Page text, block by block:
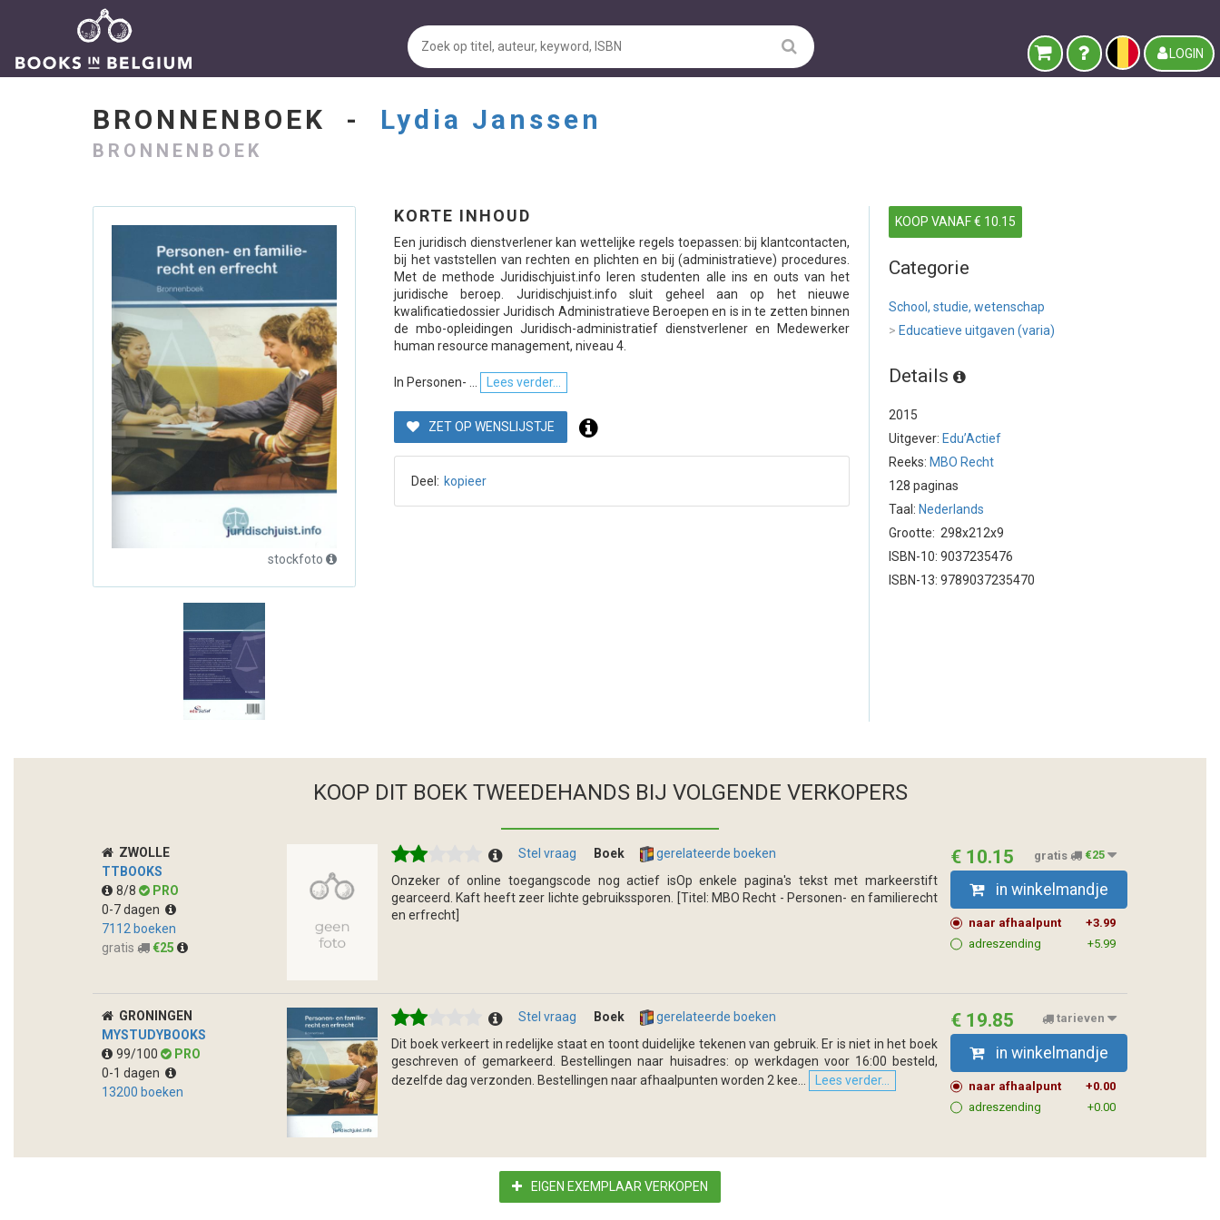
LOGIN
BRONNENBOEK - Lydia Janssen
BRONNENBOEK
stockfoto
KORTE INHOUD
Een juridisch dienstverlener kan wettelijke regels toepassen: bij klantcontacten,
bij het vaststellen van rechten en plichten en bij (administratieve) procedures.
Met de methode Juridischjuist.info leren studenten alle ins en outs van het
juridische beroep. Juridischjuist.info sluit geheel aan op het nieuwe
kwalificatiedossier Juridisch Administratieve Beroepen en is in te zetten binnen
de mbo-opleidingen Juridisch-administratief dienstverlener en Medewerker
human resource management, niveau 4.
In Personen- ... Lees verder...
ZET OP WENSLIJSTJE
Deel: kopieer
KOOP VANAF € 10.15
Categorie
School, studie, wetenschap
> Educatieve uitgaven (varia)
Details
2015
Uitgever: Edu’Actief
Reeks: MBO Recht
128 paginas
Taal: Nederlands
Grootte: 298x212x9
ISBN-10: 9037235476
ISBN-13: 9789037235470
KOOP DIT BOEK TWEEDEHANDS BIJ VOLGENDE VERKOPERS
ZWOLLE
TTBOOKS
8/8
PRO
0-7 dagen
7112 boeken
gratis
€25
Stel vraag Boek
gerelateerde boeken
Onzeker of online toegangscode nog actief isOp enkele pagina's tekst met markeerstift
gearceerd. Kaft heeft zeer lichte gebruikssporen. [Titel: MBO Recht - Personen- en familierecht
en erfrecht]
€ 10.15 gratis €25
in winkelmandje
naar afhaalpunt
+3.99
adreszending
+5.99
GRONINGEN
MYSTUDYBOOKS
99/100
PRO
0-1 dagen
13200 boeken
Stel vraag Boek
gerelateerde boeken
Dit boek verkeert in redelijke staat en toont duidelijke tekenen van gebruik. Er is niet in het boek
geschreven of gemarkeerd. Bestellingen naar huisadres: op werkdagen voor 16:00 besteld,
dezelfde dag verzonden. Bestellingen naar afhaalpunten worden 2 kee...
Lees verder...
€ 19.85 tarieven
in winkelmandje
naar afhaalpunt
+0.00
adreszending
+0.00
EIGEN EXEMPLAAR VERKOPEN